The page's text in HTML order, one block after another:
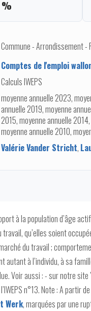
%
Commune - Arrondissement -
Comptes de l'emploi
Calculs IWEPS
moyenne annuelle 2023,
annuelle 2019, moyenne
2015, moyenne annuelle
moyenne annuelle 2010,
Valérie Vander Stricht,
à la population d’âge
qu’elles soient
du travail ;
autant à l’individu, à sa
Voir aussi : - sur notre
n°13. Note : A
Werk, marquées par une